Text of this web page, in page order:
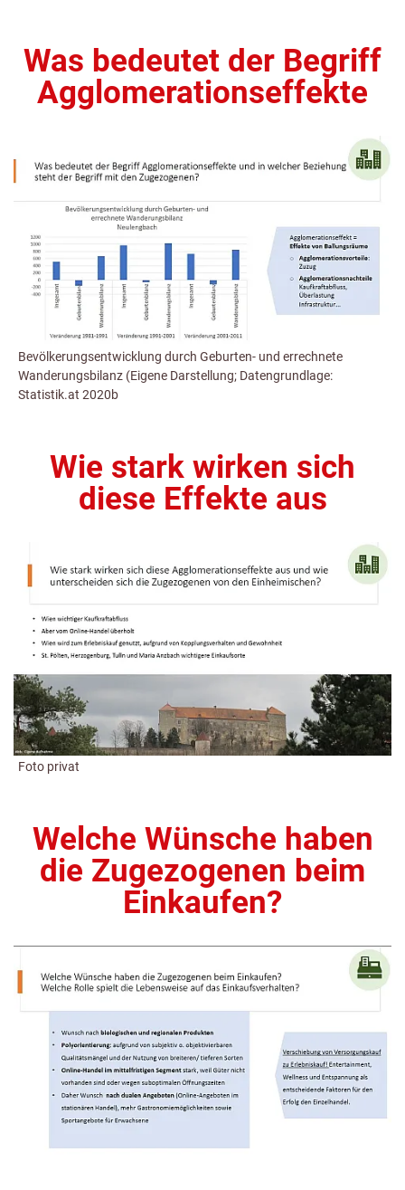
Was bedeutet der Begriff
Agglomerationseffekte
Bevölkerungsentwicklung durch Geburten- und errechnete
Wanderungsbilanz (Eigene Darstellung; Datengrundlage:
Statistik.at 2020b
Wie stark wirken sich
diese Effekte aus
Foto privat
Welche Wünsche haben
die Zugezogenen beim
Einkaufen?